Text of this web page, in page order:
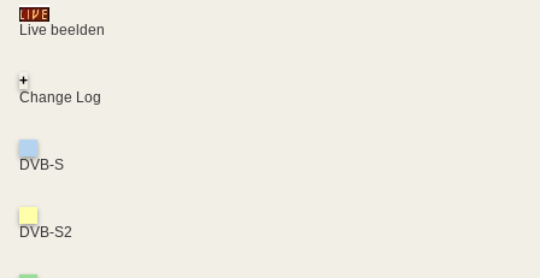
Live beelden
+
Change Log
DVB-S
DVB-S2